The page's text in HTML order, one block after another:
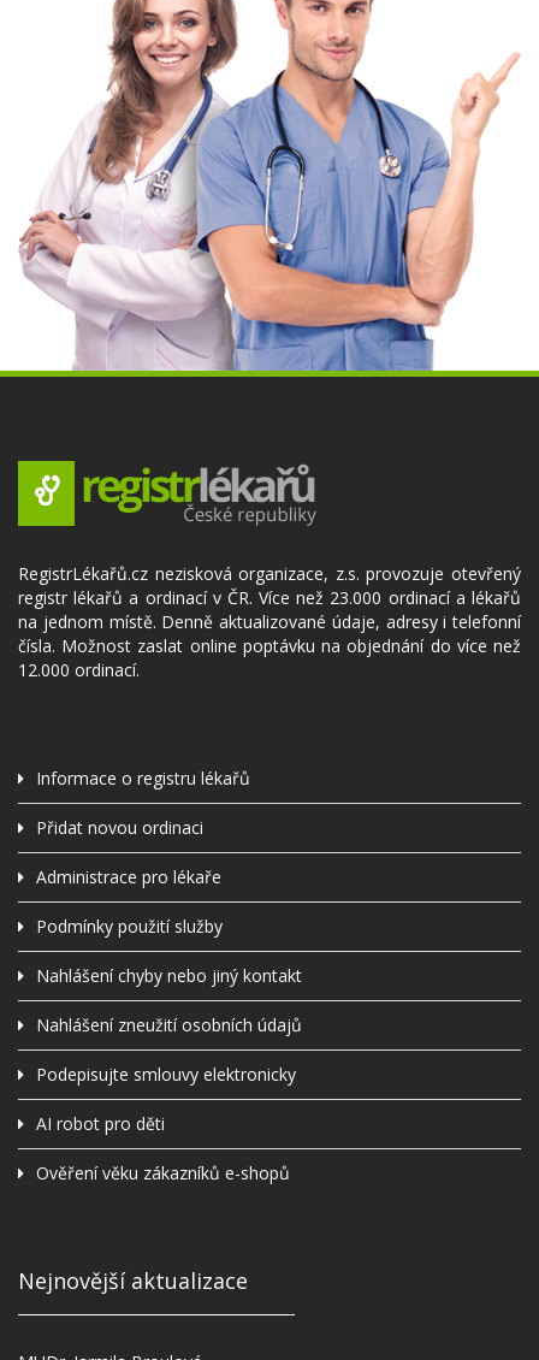
RegistrLékařů.cz nezisková organizace, z.s. provozuje otevřený
registr lékařů a ordinací v ČR. Více než 23.000 ordinací a lékařů
na jednom místě. Denně aktualizované údaje, adresy i telefonní
čísla. Možnost zaslat online poptávku na objednání do více než
12.000 ordinací.
Informace o registru lékařů
Přidat novou ordinaci
Administrace pro lékaře
Podmínky použití služby
Nahlášení chyby nebo jiný kontakt
Nahlášení zneužití osobních údajů
Podepisujte smlouvy elektronicky
AI robot pro děti
Ověření věku zákazníků e-shopů
Nejnovější aktualizace